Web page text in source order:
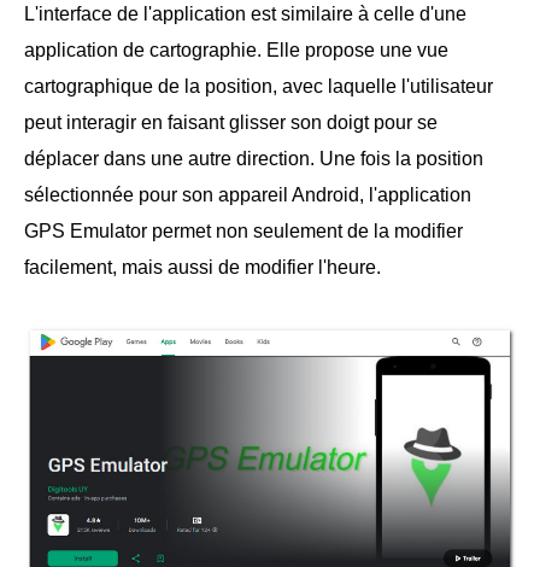
L'interface de l'application est similaire à celle d'une
application de cartographie. Elle propose une vue
cartographique de la position, avec laquelle l'utilisateur
peut interagir en faisant glisser son doigt pour se
déplacer dans une autre direction. Une fois la position
sélectionnée pour son appareil Android, l'application
GPS Emulator permet non seulement de la modifier
facilement, mais aussi de modifier l'heure.